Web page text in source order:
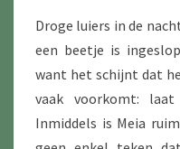
Droge luiers in de
een beetje is
want het schijnt dat
vaak voorkomt: laat
Inmiddels is Meia